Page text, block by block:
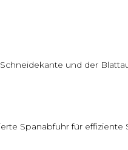
und der
Spanabfuhr für effiziente